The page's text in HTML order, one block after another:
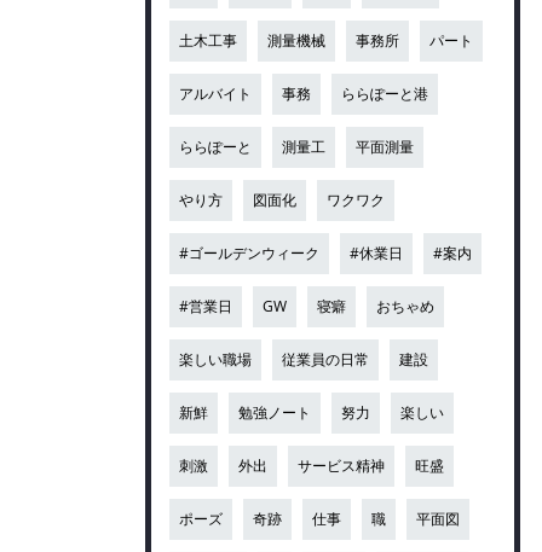
土木工事 測量機械 事務所 パート
アルバイト 事務 ららぽーと港
ららぽーと 測量工 平面測量
やり方 図面化 ワクワク
#ゴールデンウィーク #休業日 #案内
#営業日 GW 寝癖 おちゃめ
楽しい職場 従業員の日常 建設
新鮮 勉強ノート 努力 楽しい
刺激 外出 サービス精神 旺盛
ポーズ 奇跡 仕事 職 平面図